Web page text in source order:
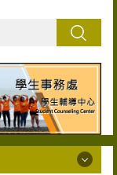
搜尋